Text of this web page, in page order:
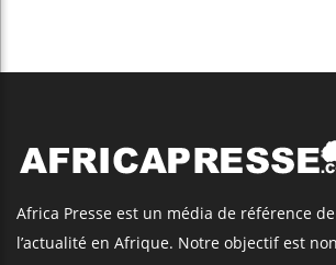
Africa Presse est un média de référence
l’actualité en Afrique. Notre objectif est